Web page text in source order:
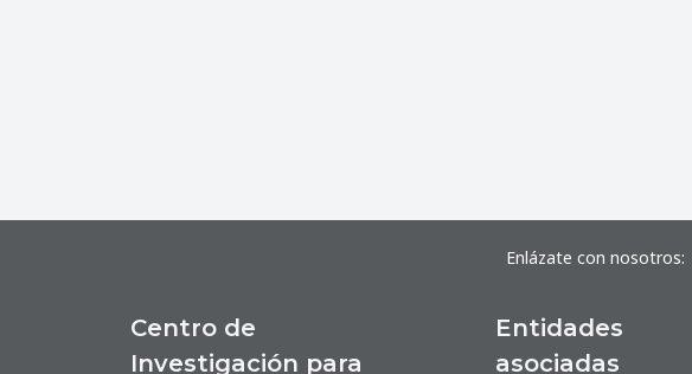
Enlázate con nosotros:
Centro de
Investigación para
Entidades
asociadas